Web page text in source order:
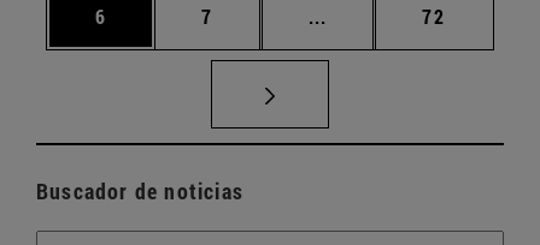
Página
6 Página
7 ... Páginas intermedias
Página
72
Buscador de noticias